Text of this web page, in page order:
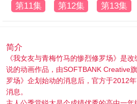
第11集 第12集 第13集
简介
《我女友与青梅竹马的惨烈修罗场》是
说的动画作品，由SOFTBANK Creative
罗场》企划始动的消息后，官方于2012
消息。